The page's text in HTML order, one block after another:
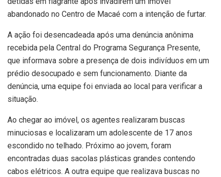
abandonado no Centro de Macaé com a intenção de furtar.
A ação foi desencadeada após uma denúncia anônima
recebida pela Central do Programa Segurança Presente,
que informava sobre a presença de dois indivíduos em um
prédio desocupado e sem funcionamento. Diante da
denúncia, uma equipe foi enviada ao local para verificar a
situação.
Ao chegar ao imóvel, os agentes realizaram buscas
minuciosas e localizaram um adolescente de 17 anos
escondido no telhado. Próximo ao jovem, foram
encontradas duas sacolas plásticas grandes contendo
cabos elétricos. A outra equipe que realizava buscas no